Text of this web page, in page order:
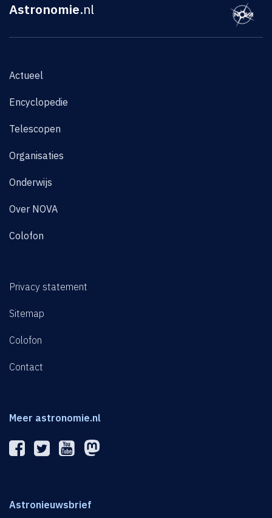
Astronomie.nl
Actueel
Encyclopedie
Telescopen
Organisaties
Onderwijs
Over NOVA
Colofon
Privacy statement
Sitemap
Colofon
Contact
Meer astronomie.nl
Astronieuwsbrief